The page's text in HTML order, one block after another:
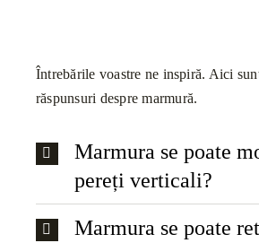
Întrebările voastre ne inspiră. Aici
răspunsuri despre marmură.
Marmura se poate
pereți verticali?
Marmura se poate